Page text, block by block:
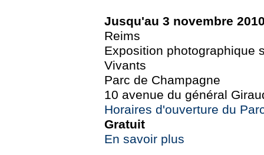
Jusqu'au 3 novembre
Reims
Exposition photographique
Vivants
Parc de Champagne
10 avenue du général
Horaires d'ouverture du
Gratuit
En savoir plus